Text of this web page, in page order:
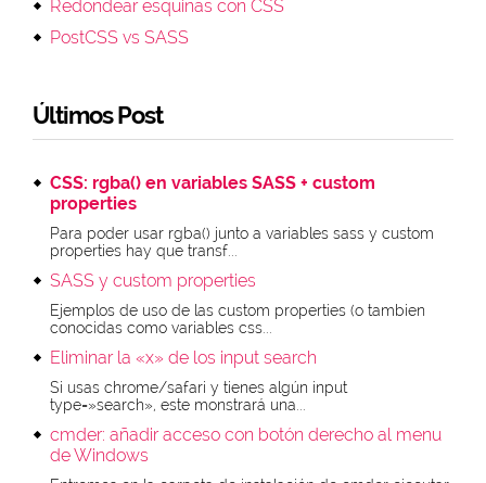
Redondear esquinas con CSS
PostCSS vs SASS
Últimos Post
CSS: rgba() en variables SASS + custom
properties
Para poder usar rgba() junto a variables sass y custom
properties hay que transf...
SASS y custom properties
Ejemplos de uso de las custom properties (o tambien
conocidas como variables css...
Eliminar la «x» de los input search
Si usas chrome/safari y tienes algún input
type=»search», este monstrará una...
cmder: añadir acceso con botón derecho al menu
de Windows